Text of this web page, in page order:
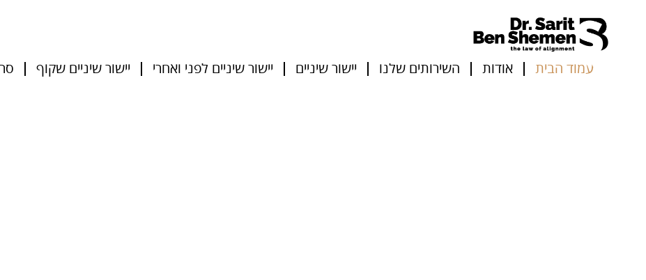
עמוד הבית אודות השירותים שלנו יישור שיניים יישור שיניים לפני ואחרי יישור שיניים שקוף